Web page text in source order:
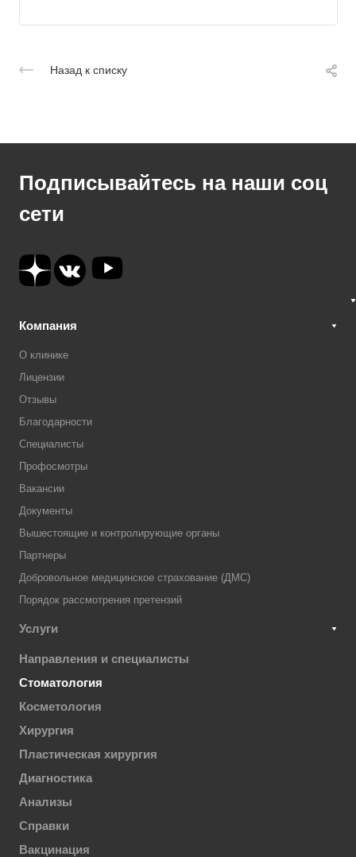
Назад к списку
Подписывайтесь на наши соц
сети
Компания
О клинике
Лицензии
Отзывы
Благодарности
Специалисты
Профосмотры
Вакансии
Документы
Вышестоящие и контролирующие органы
Партнеры
Добровольное медицинское страхование (ДМС)
Порядок рассмотрения претензий
Услуги
Направления и специалисты
Стоматология
Косметология
Хирургия
Пластическая хирургия
Диагностика
Анализы
Справки
Вакцинация